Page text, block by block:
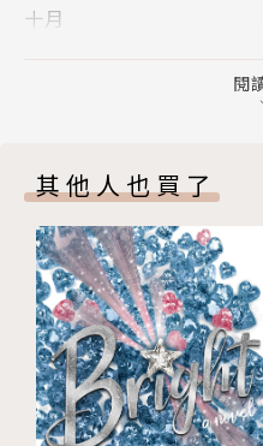
她看到在香港這座世界金
「這四個月以來，城市裡
部分的人已看破了價格，
物的價值。」
她看到政權用生命安全威
量：
「政權在嘲諷，你們要成
去。政權害怕海，因為每
化為浪，甚至海嘯。於是
十月
閱
其他人也買了